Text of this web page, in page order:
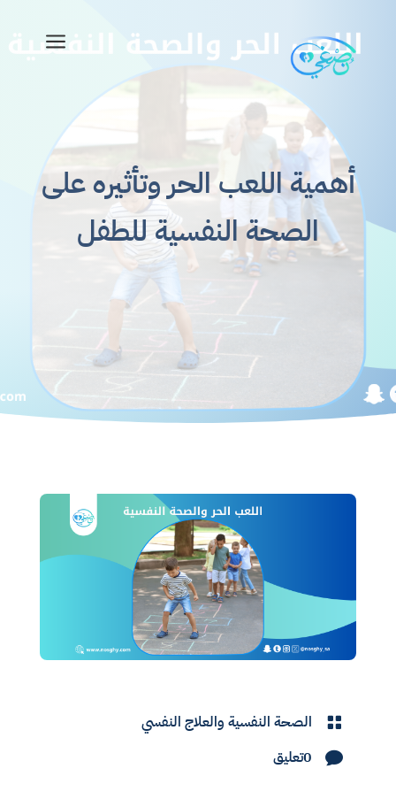
a
أهمية اللعب الحر وتأثيره على
الصحة النفسية للطفل
 الصحة النفسية والعلاج النفسي
 0تعليق